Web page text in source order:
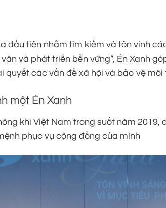
đầu tiên nhằm tìm kiếm và tôn vinh
và phát triển bền vững”, Én Xanh
quyết các vấn đề xã hội và bảo vệ môi
một Én Xanh
khí Việt Nam trong suốt năm 2019,
phục vụ cộng đồng của mình